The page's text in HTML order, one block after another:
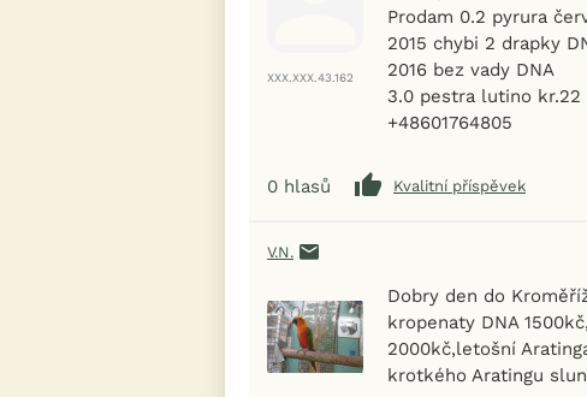
XXX.XXX.43.162
Prodam 0.2 pyrura
2015 chybi 2 drapky
2016 bez vady DNA
3.0 pestra lutino kr.22
+48601764805
0 hlasů Kvalitní příspěvek
V.N.
Dobry den do
kropenaty DNA
2000kč,letošní
krotkého Aratingu